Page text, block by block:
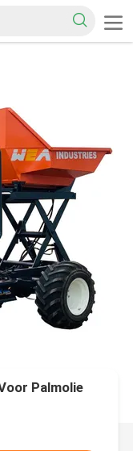
Palmolie